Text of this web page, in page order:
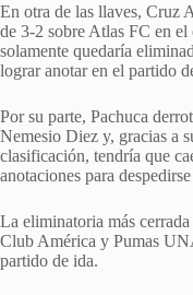
En otra de las llaves, Cruz
de 3-2 sobre Atlas FC en
solamente quedaría
lograr anotar en el partido
Por su parte, Pachuca
Nemesio Diez y, gracias a
clasificación, tendría que
anotaciones para
La eliminatoria más
Club América y Pumas
partido de ida.